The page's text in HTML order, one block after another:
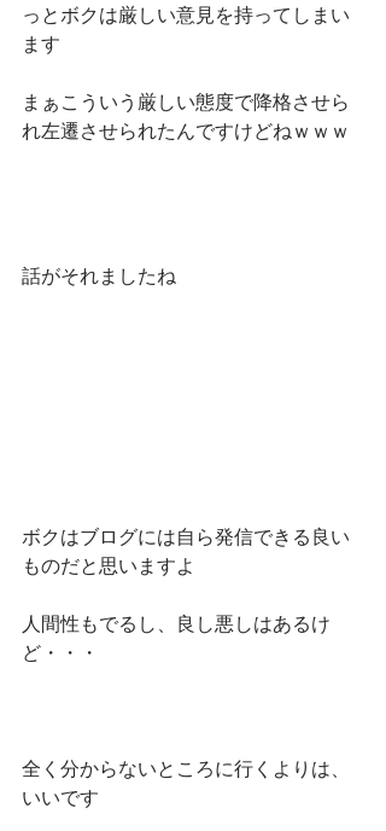
っとボクは厳しい意見を持ってしまい
ます
まぁこういう厳しい態度で降格させら
れ左遷させられたんですけどねｗｗｗ
話がそれましたね
ボクはブログには自ら発信できる良い
ものだと思いますよ
人間性もでるし、良し悪しはあるけ
ど・・・
全く分からないところに行くよりは、
いいです